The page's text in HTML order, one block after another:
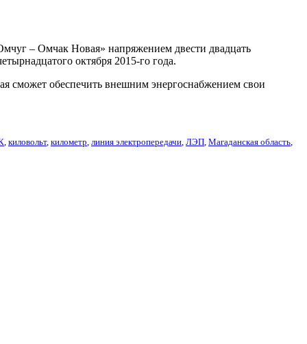
– Омчак Новая» напряжением двести двадцать
октября 2015-го года.
сможет обеспечить внешним энергоснабжением свои
, киловольт, километр, линия электропередачи, ЛЭП, Магаданская область,